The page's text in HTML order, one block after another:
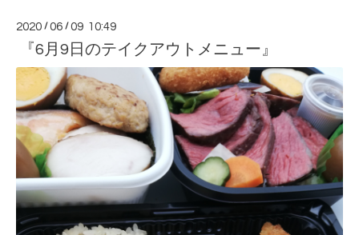
2020 /06 /09 10:49
『6月9日のテイクアウトメニュー』